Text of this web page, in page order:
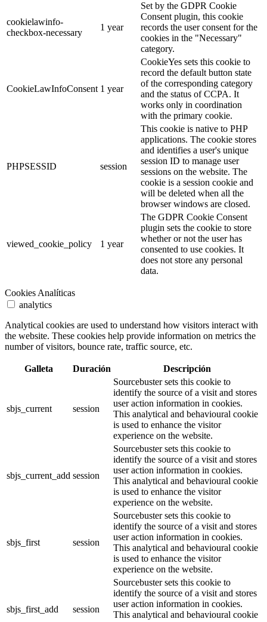
cookielawinfo-
checkbox-necessary
1 year
Set by the GDPR Cookie
Consent plugin, this cookie
records the user consent for the
cookies in the "Necessary"
category.
CookieLawInfoConsent 1 year
CookieYes sets this cookie to
record the default button state
of the corresponding category
and the status of CCPA. It
works only in coordination
with the primary cookie.
PHPSESSID session
This cookie is native to PHP
applications. The cookie stores
and identifies a user's unique
session ID to manage user
sessions on the website. The
cookie is a session cookie and
will be deleted when all the
browser windows are closed.
viewed_cookie_policy 1 year
The GDPR Cookie Consent
plugin sets the cookie to store
whether or not the user has
consented to use cookies. It
does not store any personal
data.
Cookies Analíticas
analytics
Analytical cookies are used to understand how visitors interact with
the website. These cookies help provide information on metrics the
number of visitors, bounce rate, traffic source, etc.
Galleta Duración Descripción
sbjs_current session
Sourcebuster sets this cookie to
identify the source of a visit and stores
user action information in cookies.
This analytical and behavioural cookie
is used to enhance the visitor
experience on the website.
sbjs_current_add session
Sourcebuster sets this cookie to
identify the source of a visit and stores
user action information in cookies.
This analytical and behavioural cookie
is used to enhance the visitor
experience on the website.
sbjs_first session
Sourcebuster sets this cookie to
identify the source of a visit and stores
user action information in cookies.
This analytical and behavioural cookie
is used to enhance the visitor
experience on the website.
sbjs_first_add session
Sourcebuster sets this cookie to
identify the source of a visit and stores
user action information in cookies.
This analytical and behavioural cookie